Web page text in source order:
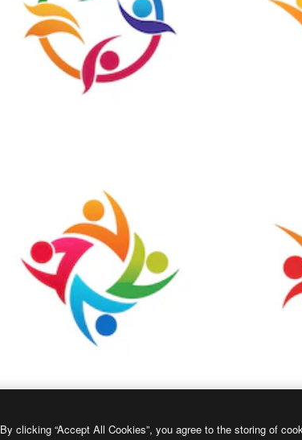
By clicking “Accept All Cookies”, you agree to the storing of